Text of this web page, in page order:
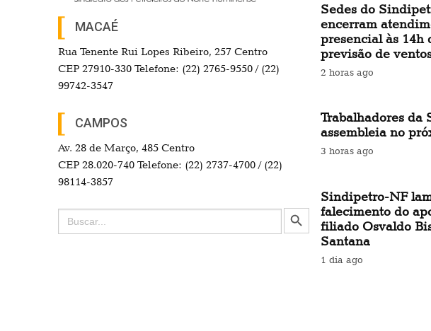
MACAÉ
Rua Tenente Rui Lopes Ribeiro, 257 Centro
CEP 27910-330 Telefone: (22) 2765-9550 / (22)
99742-3547
CAMPOS
Av. 28 de Março, 485 Centro
CEP 28.020-740 Telefone: (22) 2737-4700 / (22)
98114-3857
Search
for:
Search Button
Sedes do
encerram
presencial às 14h
previsão de
2 horas ago
Trabalhadores da
assembleia no
3 horas ago
Sindipetro-NF
falecimento do
filiado Osvaldo
Santana
1 dia ago